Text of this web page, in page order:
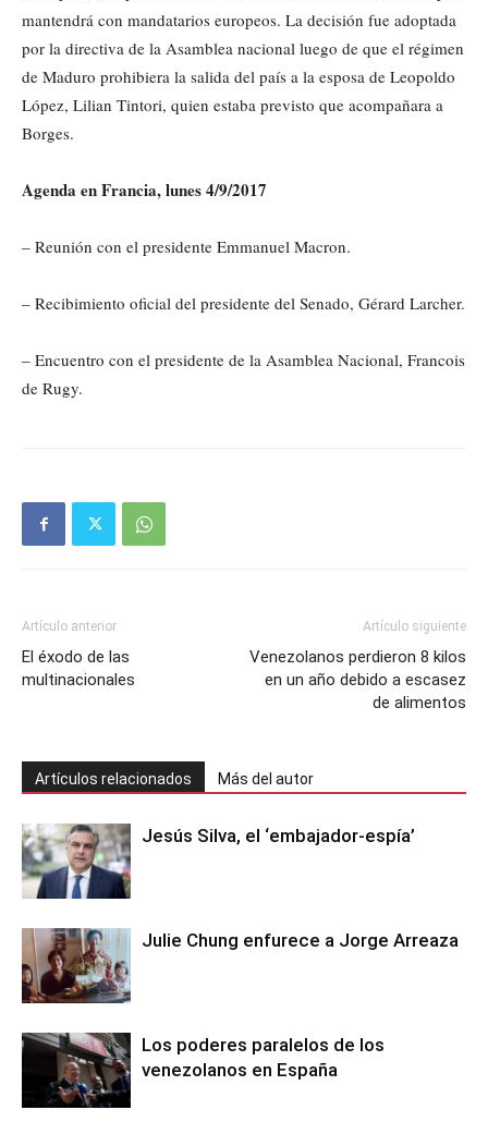
mantendrá con mandatarios europeos. La decisión fue adoptada
por la directiva de la Asamblea nacional luego de que el régimen
de Maduro prohibiera la salida del país a la esposa de Leopoldo
López, Lilian Tintori, quien estaba previsto que acompañara a
Borges.
Agenda en Francia, lunes 4/9/2017
– Reunión con el presidente Emmanuel Macron.
– Recibimiento oficial del presidente del Senado, Gérard Larcher.
– Encuentro con el presidente de la Asamblea Nacional, Francois
de Rugy.
Artículo anterior
El éxodo de las
multinacionales
Artículo siguiente
Venezolanos perdieron 8 kilos
en un año debido a escasez
de alimentos
Artículos relacionados Más del autor
Jesús Silva, el ‘embajador-espía’
Julie Chung enfurece a Jorge Arreaza
Los poderes paralelos de los
venezolanos en España